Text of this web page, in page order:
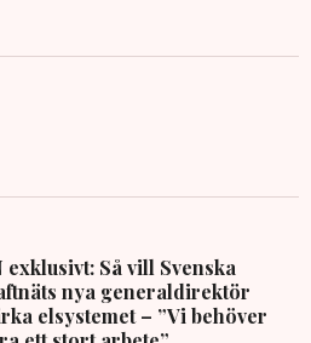
exklusivt: Så vill Svenska
nya generaldirektör
elsystemet – ”Vi behöver